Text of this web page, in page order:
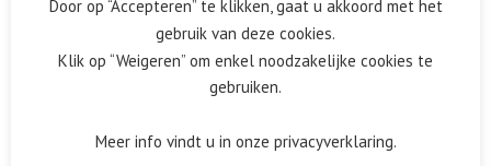
Door op “Accepteren” te klikken, gaat u akkoord met het
gebruik van deze cookies.
Klik op “Weigeren” om enkel noodzakelijke cookies te
gebruiken.
Meer info vindt u in onze privacyverklaring.